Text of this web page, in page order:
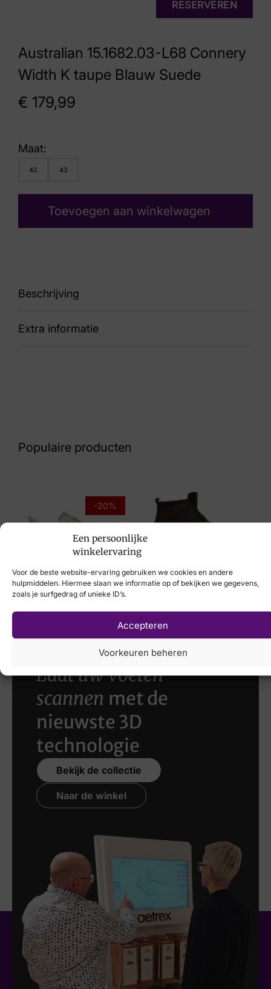
Een persoonlijke
winkelervaring
Voor de beste website-ervaring gebruiken we cookies en andere
hulpmiddelen. Hiermee slaan we informatie op of bekijken we gegevens,
zoals je surfgedrag of unieke ID’s.
Accepteren
Voorkeuren beheren
Australian 15.1682.03-L68 Connery
Width K taupe Blauw Suede
€ 179,99
RESERVEREN
Maat:
42 43
Toevoegen aan winkelwagen
Beschrijving
91 15.1682.03-L68 Connery Width K taupe
Extra informatie
Australian
Artikelnummer
15.1682.03-L68 Connery Width K taupe
Breedtemaat
K
Populaire producten
-20%
Skechers
€99,95€79,95
€149,95
Laat uw voeten
scannen met de
nieuwste 3D
technologie
Bekijk de collectie
Naar de winkel